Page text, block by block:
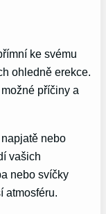
ke svému
ohledně erekce.
příčiny a
nebo
vašich
nebo svíčky